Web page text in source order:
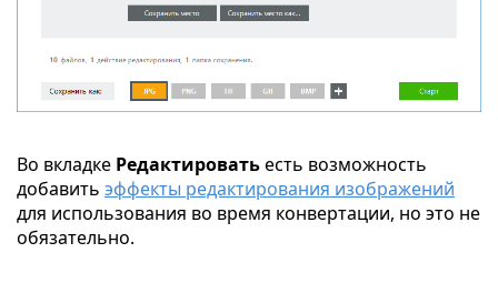
Во вкладке Редактироватьесть возможность
добавить эффекты редактирования изображений
для использования во время конвертации, но это не
обязательно.